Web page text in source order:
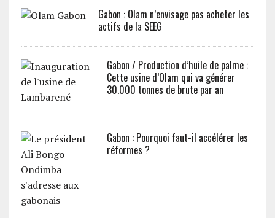
Gabon : Olam n’envisage pas acheter les
actifs de la SEEG
Gabon / Production d’huile de palme :
Cette usine d’Olam qui va générer
30.000 tonnes de brute par an
Gabon : Pourquoi faut-il accélérer les
réformes ?